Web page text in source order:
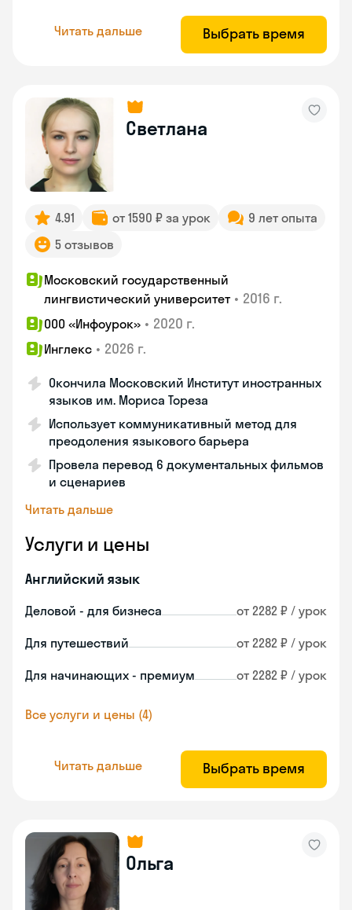
Читать дальше Выбрать время
Светлана
4.91 от 1590 ₽ за урок
9 лет опыта
5 отзывов
Московский государственный
лингвистический университет • 2016 г.
ООО «Инфоурок» • 2020 г.
Инглекс • 2026 г.
Окончила Московский Институт иностранных
языков им. Мориса Тореза
Использует коммуникативный метод для
преодоления языкового барьера
Провела перевод 6 документальных фильмов
и сценариев
Читать дальше
Услуги и цены
Английский язык
Деловой - для бизнеса от 2282 ₽ / урок
Для путешествий от 2282 ₽ / урок
Для начинающих - премиум от 2282 ₽ / урок
Все услуги и цены (4)
Читать дальше Выбрать время
Ольга